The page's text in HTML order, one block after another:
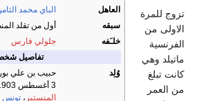
العاهل
الباي محمد
سبقه
أول من تقلد
خلـَفه
جلولي فارس
تفاصيل
وُلِد
حبيب بن علي
3 أغسطس 1903
المنستير ، تونس
تزوج للمرة
الاولى من
الفرنسية
ماتيلد وهي
كانت تبلغ
من العمر